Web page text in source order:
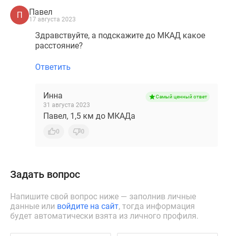
П Павел
17 августа 2023
Здравствуйте, а подскажите до МКАД какое
расстояние?
Ответить
Инна
31 августа 2023
Самый ценный ответ
Павел, 1,5 км до МКАДа
0 0
Задать вопрос
Напишите свой вопрос ниже — заполнив личные
данные или войдите на сайт, тогда информация
будет автоматически взята из личного профиля.